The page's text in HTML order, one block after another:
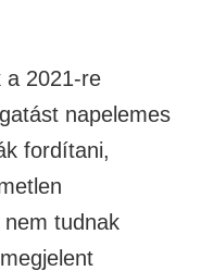
a 2021-re
napelemes
fordítani,
tudnak